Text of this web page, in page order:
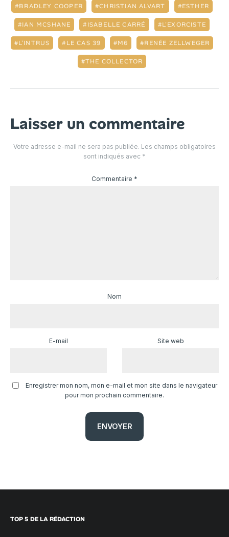
BRADLEY COOPER CHRISTIAN ALVART ESTHER
IAN MCSHANE ISABELLE CARRÉ L'EXORCISTE
L'INTRUS LE CAS 39 M6 RENÉE ZELLWEGER
THE COLLECTOR
Laisser un commentaire
Votre adresse e-mail ne sera pas publiée. Les champs obligatoires
sont indiqués avec *
Commentaire *
Nom
E-mail Site web
Enregistrer mon nom, mon e-mail et mon site dans le navigateur
pour mon prochain commentaire.
TOP 5 DE LA RÉDACTION